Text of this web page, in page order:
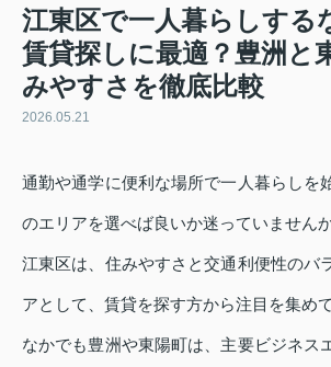
江東区で一人暮らしする
賃貸探しに最適？豊洲と
みやすさを徹底比較
2026.05.21
通勤や通学に便利な場所で一人暮らしを
のエリアを選べば良いか迷っていませんか
江東区は、住みやすさと交通利便性のバ
アとして、賃貸を探す方から注目を集め
なかでも豊洲や東陽町は、主要ビジネス